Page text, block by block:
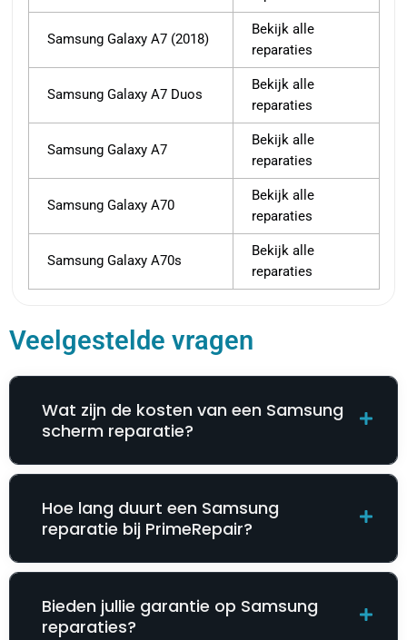
Samsung Galaxy A7 (2018)
Bekijk alle
reparaties
Samsung Galaxy A7 Duos
Bekijk alle
reparaties
Samsung Galaxy A7
Bekijk alle
reparaties
Samsung Galaxy A70
Bekijk alle
reparaties
Samsung Galaxy A70s
Bekijk alle
reparaties
Veelgestelde vragen
Wat zijn de kosten van een Samsung
scherm reparatie?
Hoe lang duurt een Samsung
reparatie bij PrimeRepair?
Bieden jullie garantie op Samsung
reparaties?